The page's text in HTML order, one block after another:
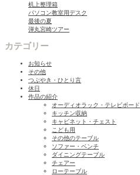
机上整理箱
パソコン教室用デスク
最後の夏
弾丸宮崎ツアー
カテゴリー
お知らせ
その他
つぶやき・ひとり言
休日
作品の紹介
オーディオラック・テレビボード
キッチン収納
キャビネット・チェスト
こども用
その他のテーブル
ソファー・ベンチ
ダイニングテーブル
チェアー
ローテーブル